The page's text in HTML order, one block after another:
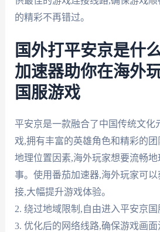
的精彩不再错过。
国外打平安京是什
加速器助你在海外
国服游戏
平安京是一款融合了中国传统文化
戏,拥有丰富的英雄角色和精彩的
地理位置因素,海外玩家想要流畅
事。使用番茄加速器,海外玩家可
接,大幅提升游戏体验。
2. 绕过地域限制,自由进入平安京国
3. 优化后的网络线路,确保游戏画